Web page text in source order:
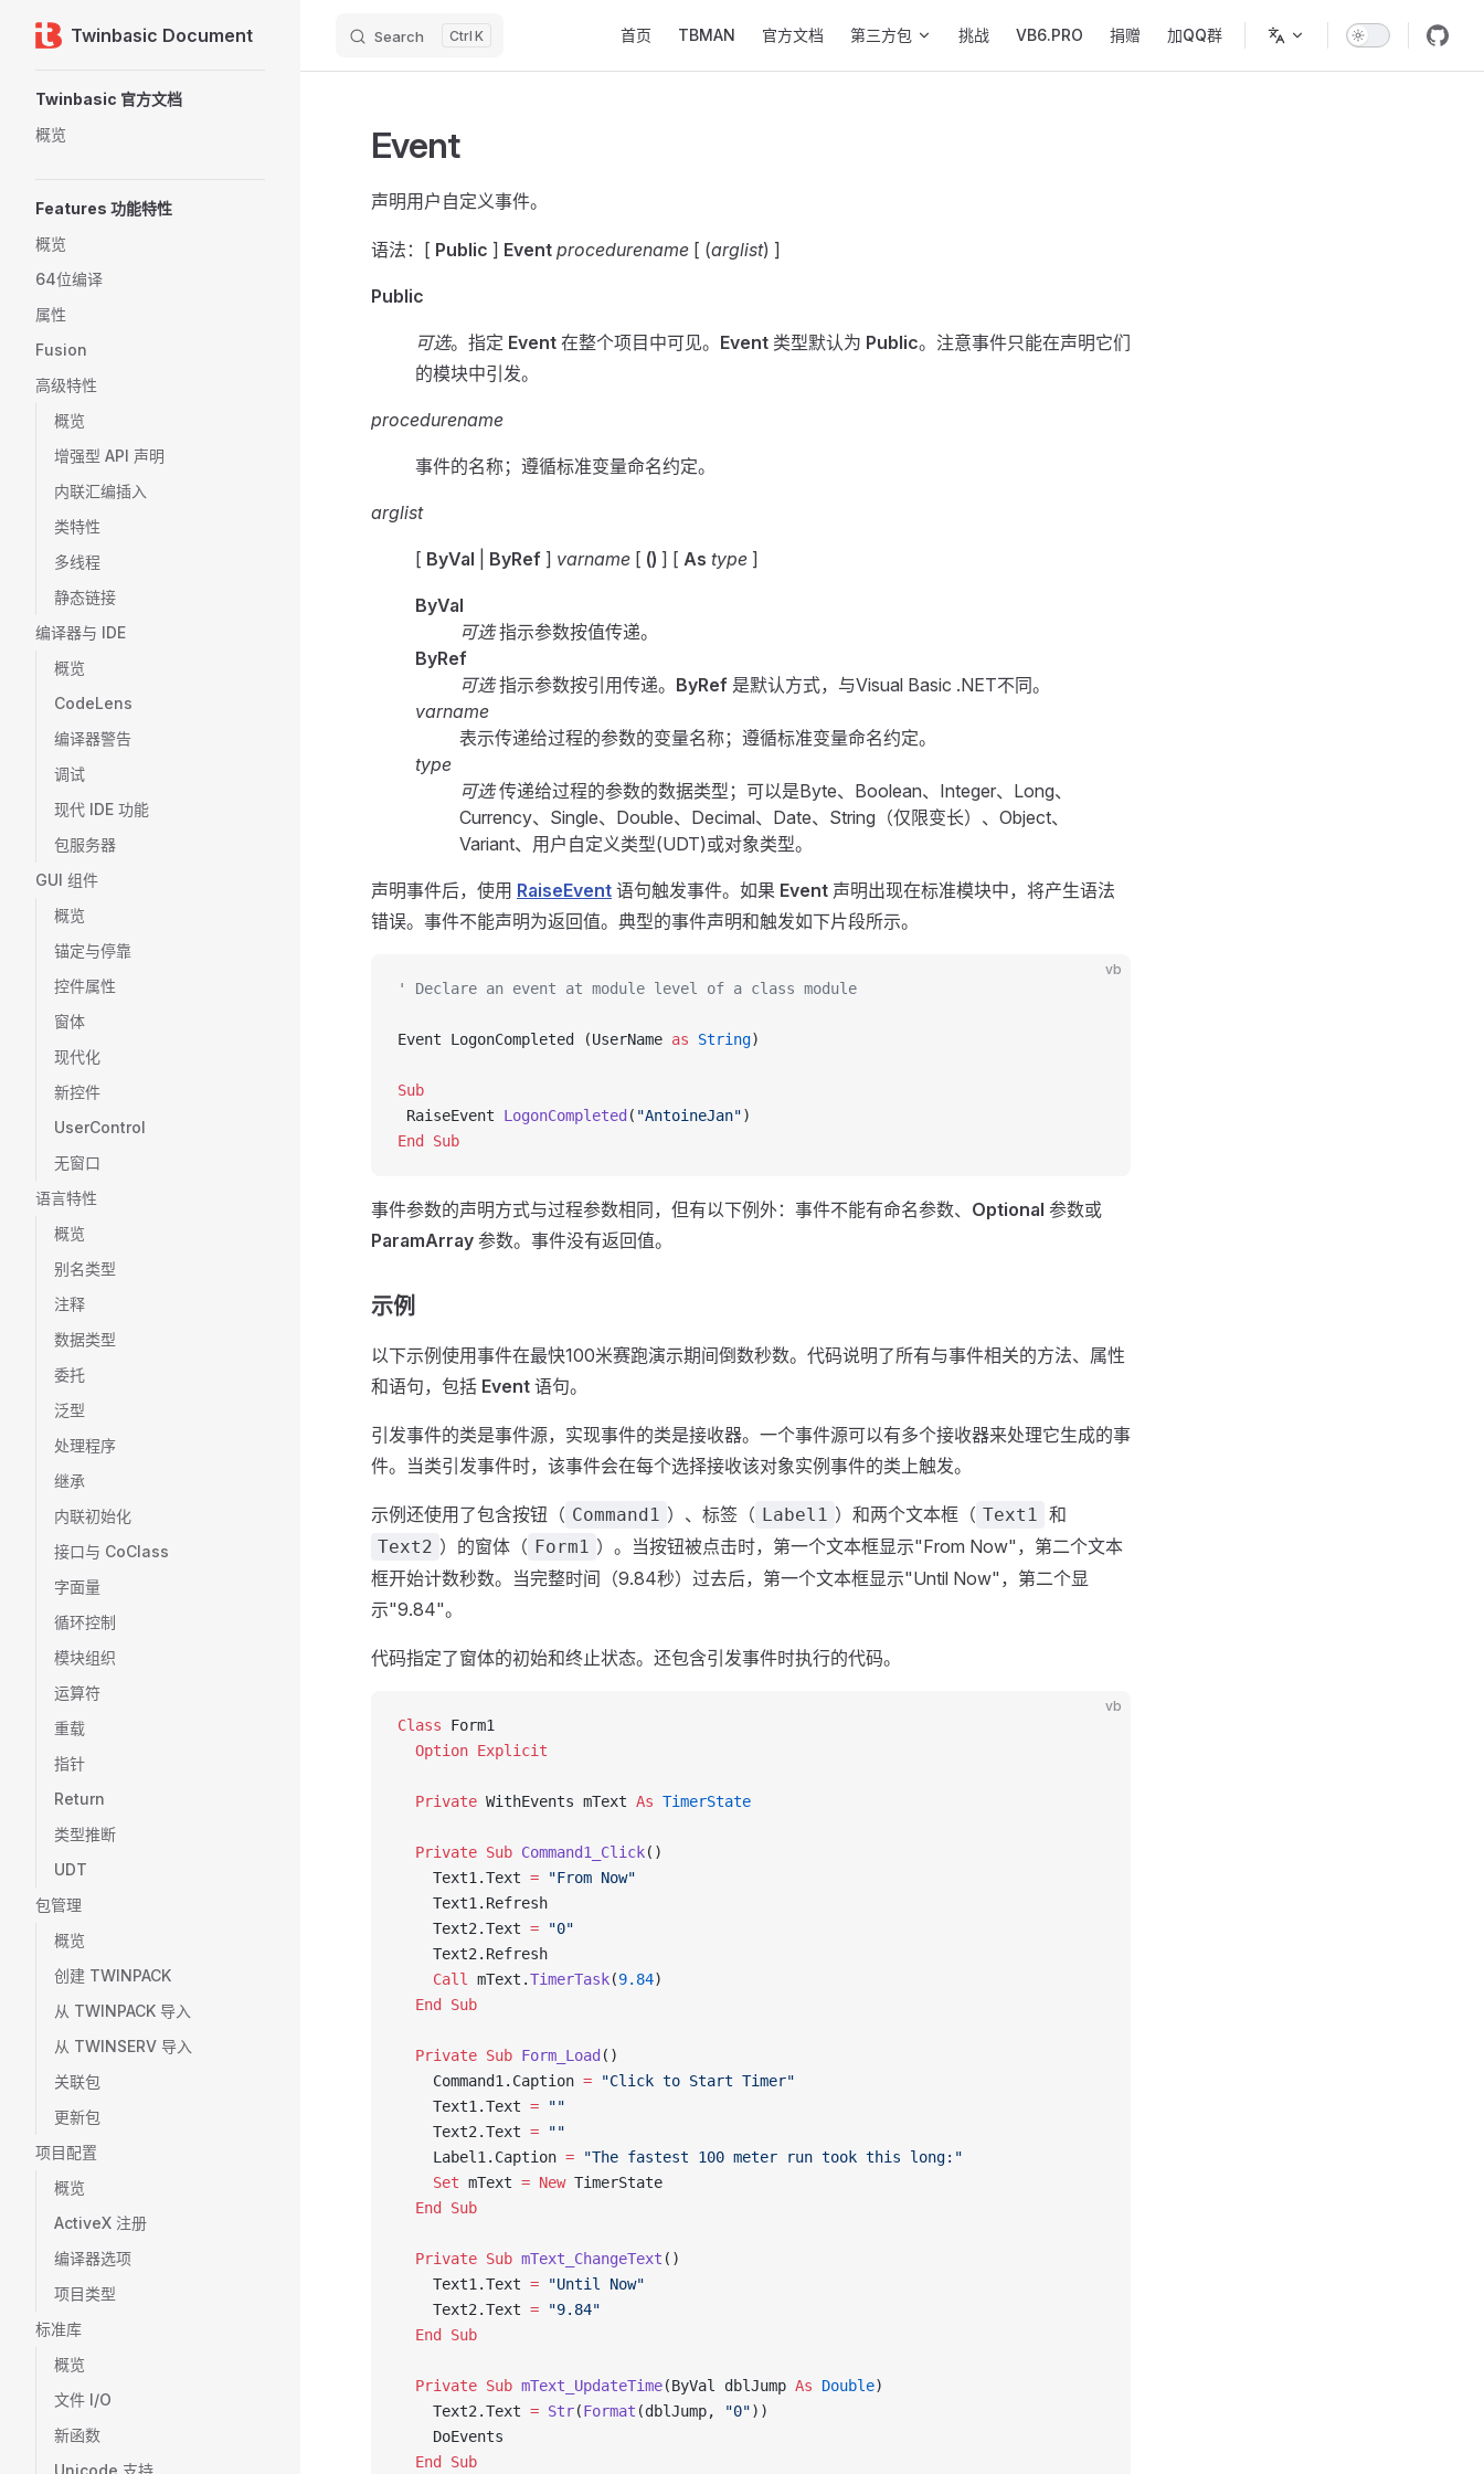
Skip to content
Twinbasic Document Search K 首页 TBMAN 官方文档 第三方包 挑战 VB6.PRO 捐赠 加QQ群
Twinbasic 官方文档
概览
Features 功能特性
概览
64位编译
属性
Fusion
高级特性
概览
增强型 API 声明
内联汇编插入
类特性
多线程
静态链接
编译器与 IDE
概览
CodeLens
编译器警告
调试
现代 IDE 功能
包服务器
GUI 组件
概览
锚定与停靠
控件属性
窗体
现代化
新控件
UserControl
无窗口
语言特性
概览
别名类型
注释
数据类型
委托
泛型
处理程序
继承
内联初始化
接口与 CoClass
字面量
循环控制
模块组织
运算符
重载
指针
Return
类型推断
UDT
包管理
概览
创建 TWINPACK
从 TWINPACK 导入
从 TWINSERV 导入
关联包
更新包
项目配置
概览
ActiveX 注册
编译器选项
项目类型
标准库
概览
文件 I/O
新函数
Unicode 支持
Event
声明用户自定义事件。
语法：[ Public ] Event procedurename [ (arglist) ]
Public
可选。指定 Event 在整个项目中可见。 Event 类型默认为 Public。注意事件只能在声明它们
的模块中引发。
procedurename
事件的名称；遵循标准变量命名约定。
arglist
[ ByVal ByRef ] varname [ () ] [ As type ]
ByVal
可选指示参数按值传递。
ByRef
可选指示参数按引用传递。 ByRef 是默认方式，与Visual Basic .NET不同。
varname
表示传递给过程的参数的变量名称；遵循标准变量命名约定。
type
可选传递给过程的参数的数据类型；可以是Byte、Boolean、Integer、Long、
Currency、Single、Double、Decimal、Date、String（仅限变长）、Object、
Variant、用户自定义类型(UDT)或对象类型。
声明事件后，使用 RaiseEvent 语句触发事件。如果 Event 声明出现在标准模块中，将产生语法
错误。事件不能声明为返回值。典型的事件声明和触发如下片段所示。
vb
' Declare an event at module level of a class module
Event LogonCompleted (UserName as String)
Sub
RaiseEvent LogonCompleted ( "AntoineJan")
End Sub
事件参数的声明方式与过程参数相同，但有以下例外：事件不能有命名参数、 Optional 参数或
ParamArray 参数。事件没有返回值。
示例
以下示例使用事件在最快100米赛跑演示期间倒数秒数。代码说明了所有与事件相关的方法、属性
和语句，包括 Event 语句。
引发事件的类是事件源，实现事件的类是接收器。一个事件源可以有多个接收器来处理它生成的事
件。当类引发事件时，该事件会在每个选择接收该对象实例事件的类上触发。
示例还使用了包含按钮（ Command1 ）、标签（ Label1 ）和两个文本框（ Text1 和
Text2 ）的窗体（ Form1 ）。当按钮被点击时，第一个文本框显示"From Now"，第二个文本
框开始计数秒数。当完整时间（9.84秒）过去后，第一个文本框显示"Until Now"，第二个显
示"9.84"。
代码指定了窗体的初始和终止状态。还包含引发事件时执行的代码。
vb
Class Form1
  Option Explicit
  Private
WithEvents mText As TimerState
  Private Sub
Command1_Click()
    Text1.Text
= "From Now"
    Text1.Refresh
    Text2.Text
= "0"
    Text2.Refresh
    Call
mText.TimerTask(9.84)
  End Sub
  Private Sub
Form_Load ()
    Command1.Caption
= "Click to Start Timer"
    Text1.Text
= ""
    Text2.Text
= ""
    Label1.Caption
= "The fastest 100 meter run took this long:"
    Set
mText = New TimerState
  End Sub
  Private Sub
mText_ChangeText ()
    Text1.Text
= "Until Now"
    Text2.Text
= "9.84"
  End Sub
  Private Sub
mText_UpdateTime(ByVal dblJump As Double)
    Text2.Text
= Str(Format (dblJump, "0"))
    DoEvents
  End Sub